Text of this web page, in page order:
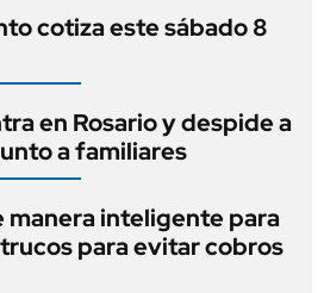
cotiza este sábado 8
en Rosario y despide a
a familiares
manera inteligente para
para evitar cobros